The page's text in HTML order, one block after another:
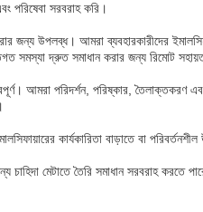
পরিষেবা সরবরাহ করি।
উপলব্ধ। আমরা ব্যবহারকারীদের
সমস্যা দ্রুত সমাধান করার জন্য রিমোট
আমরা পরিদর্শন, পরিষ্কার, তৈলাক্তকরণ
কার্যকারিতা বাড়াতে বা
মেটাতে তৈরি সমাধান সরবরাহ করতে